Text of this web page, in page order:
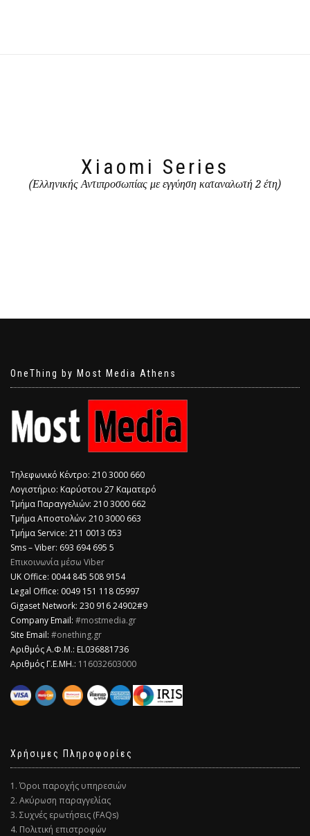
Xiaomi Series
(Ελληνικής Αντιπροσωπίας με εγγύηση καταναλωτή 2 έτη)
OneThing by Most Media Athens
Τηλεφωνικό Κέντρο: 210 3000 660
Λογιστήριο: Καρύστου 27 Καματερό
Τμήμα Παραγγελιών: 210 3000 662
Τμήμα Αποστολών: 210 3000 663
Τμήμα Service: 211 0013 053
Sms – Viber: 693 694 695 5
Επικοινωνία μέσω Viber
​UK Office: 0044 845 508 9154
Legal Office: 0049 151 118 05997
Gigaset Network: 230 916 24902#9
Company Email: #mostmedia.gr
Site Email: #onething.gr
Αριθμός Α.Φ.Μ.: EL036881736
Αριθμός Γ.Ε.ΜΗ.: 116032603000
Χρήσιμες Πληροφορίες
1. Όροι παροχής υπηρεσιών
2. Ακύρωση παραγγελίας
3. Συχνές ερωτήσεις (FAQs)
4. Πολιτική επιστροφών